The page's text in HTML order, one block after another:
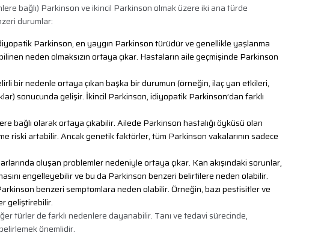
bağlı) Parkinson ve ikincil Parkinson olmak üzere iki ana türde
durumlar:
Parkinson, en yaygın Parkinson türüdür ve genellikle yaşlanma
neden olmaksızın ortaya çıkar. Hastaların aile geçmişinde Parkinson
bir nedenle ortaya çıkan başka bir durumun (örneğin, ilaç yan etkileri,
sonucunda gelişir. İkincil Parkinson, idiyopatik Parkinson’dan farklı
bağlı olarak ortaya çıkabilir. Ailede Parkinson hastalığı öyküsü olan
artabilir. Ancak genetik faktörler, tüm Parkinson vakalarının sadece
oluşan problemler nedeniyle ortaya çıkar. Kan akışındaki sorunlar,
engelleyebilir ve bu da Parkinson benzeri belirtilere neden olabilir.
benzeri semptomlara neden olabilir. Örneğin, bazı pestisitler ve
geliştirebilir.
türler de farklı nedenlere dayanabilir. Tanı ve tedavi sürecinde,
önemlidir.